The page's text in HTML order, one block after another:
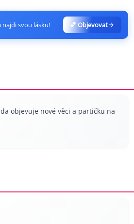
svou lásku! 💕 Objevovat
objevuje nové věci a partičku na